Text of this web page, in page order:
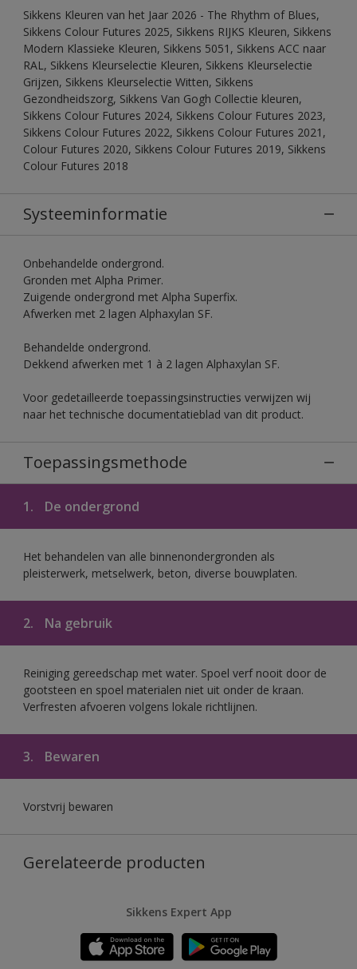
Sikkens Kleuren van het Jaar 2026 - The Rhythm of Blues,
Sikkens Colour Futures 2025, Sikkens RIJKS Kleuren, Sikkens
Modern Klassieke Kleuren, Sikkens 5051, Sikkens ACC naar
RAL, Sikkens Kleurselectie Kleuren, Sikkens Kleurselectie
Grijzen, Sikkens Kleurselectie Witten, Sikkens
Gezondheidszorg, Sikkens Van Gogh Collectie kleuren,
Sikkens Colour Futures 2024, Sikkens Colour Futures 2023,
Sikkens Colour Futures 2022, Sikkens Colour Futures 2021,
Colour Futures 2020, Sikkens Colour Futures 2019, Sikkens
Colour Futures 2018
Systeeminformatie
Onbehandelde ondergrond.
Gronden met Alpha Primer.
Zuigende ondergrond met Alpha Superfix.
Afwerken met 2 lagen Alphaxylan SF.
Behandelde ondergrond.
Dekkend afwerken met 1 à 2 lagen Alphaxylan SF.
Voor gedetailleerde toepassingsinstructies verwijzen wij
naar het technische documentatieblad van dit product.
Toepassingsmethode
1. De ondergrond
Het behandelen van alle binnenondergronden als
pleisterwerk, metselwerk, beton, diverse bouwplaten.
2. Na gebruik
Reiniging gereedschap met water. Spoel verf nooit door de
gootsteen en spoel materialen niet uit onder de kraan.
Verfresten afvoeren volgens lokale richtlijnen.
3. Bewaren
Vorstvrij bewaren
Gerelateerde producten
Sikkens Expert App